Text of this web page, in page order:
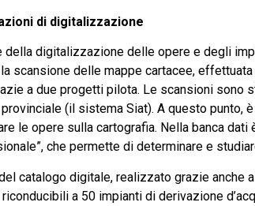
di digitalizzazione
della digitalizzazione delle opere e degli
la scansione delle mappe cartacee,
a due progetti pilota. Le scansioni sono
(il sistema Siat). A questo punto,
le opere sulla cartografia. Nella banca
che permette di determinare e
catalogo digitale, realizzato grazie anche
a 50 impianti di derivazione